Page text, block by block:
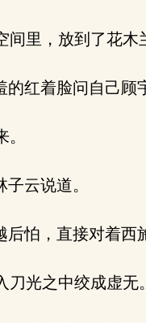
里，放到了花木
红着脸问自己顾
云说道。
怕，直接对着西
光之中绞成虚无。